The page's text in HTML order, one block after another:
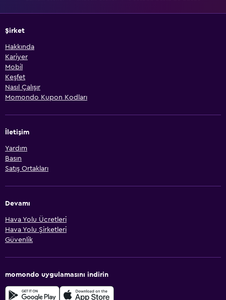
Şirket
Hakkında
Kariyer
Mobil
Keşfet
Nasıl Çalışır
Momondo Kupon Kodları
İletişim
Yardım
Basın
Satış Ortakları
Devamı
Hava Yolu Ücretleri
Hava Yolu Şirketleri
Güvenlik
momondo uygulamasını indirin